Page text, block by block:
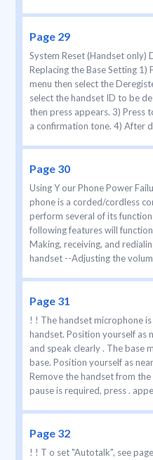
Page 29
System Reset (Handset only)
Replacing the Base Setting 1)
menu then select the
select the handset ID to be
then press appears. 3) Press
a confirmation tone. 4) After
Page 30
Using Y our Phone Power
phone is a corded/cordless
perform several of its
following features will
Making, receiving, and
handset --Adjusting the
Page 31
! ! The handset microphone
handset. Position yourself as
and speak clearly . The base
base. Position yourself as
Remove the handset from
pause is required, press .
Page 32
! ! T o set "Autotalk", see